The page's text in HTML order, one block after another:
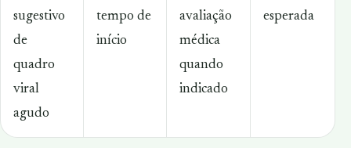
sugestivo
de
quadro
viral
agudo
tempo de
início
avaliação
médica
quando
indicado
esperada